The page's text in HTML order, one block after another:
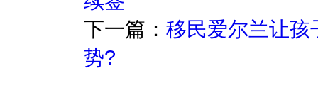
下一篇： 移民爱尔兰让孩
势?